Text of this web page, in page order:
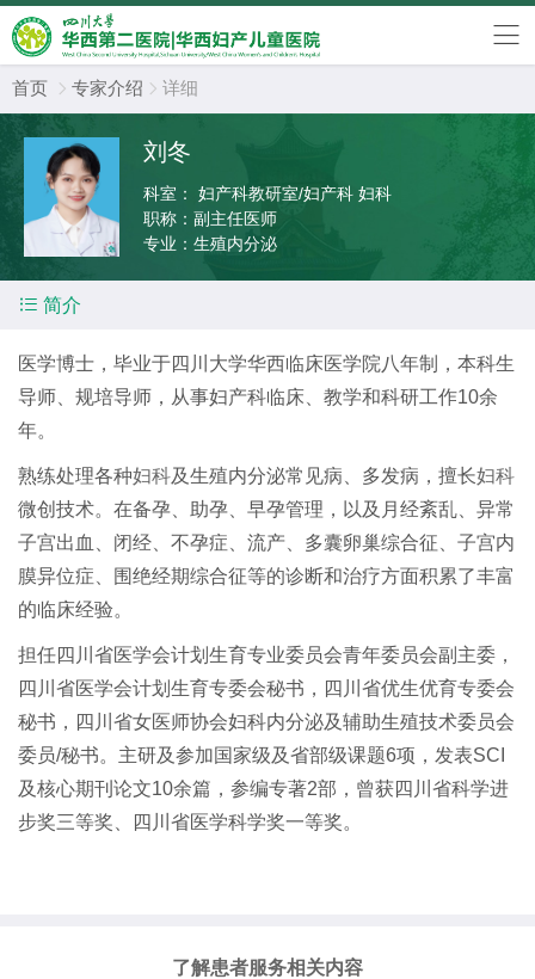
首页  专家介绍  详细
刘冬
科室：
妇产科教研室/妇产科 妇科
职称： 副主任医师
专业： 生殖内分泌
 简介
医学博士，毕业于四川大学华西临床医学院八年制，本科生
导师、规培导师，从事妇产科临床、教学和科研工作10余
年。
熟练处理各种妇科及生殖内分泌常见病、多发病，擅长妇科
微创技术。在备孕、助孕、早孕管理，以及月经紊乱、异常
子宫出血、闭经、不孕症、流产、多囊卵巢综合征、子宫内
膜异位症、围绝经期综合征等的诊断和治疗方面积累了丰富
的临床经验。
担任四川省医学会计划生育专业委员会青年委员会副主委，
四川省医学会计划生育专委会秘书，四川省优生优育专委会
秘书，四川省女医师协会妇科内分泌及辅助生殖技术委员会
委员/秘书。主研及参加国家级及省部级课题6项，发表SCI
及核心期刊论文10余篇，参编专著2部，曾获四川省科学进
步奖三等奖、四川省医学科学奖一等奖。
了解患者服务相关内容